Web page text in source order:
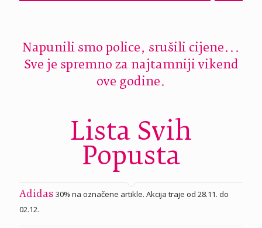
Napunili smo police, srušili cijene...
Sve je spremno za najtamniji vikend
ove godine.
Lista Svih
Popusta
Adidas 30% na označene artikle. Akcija traje od 28.11. do
02.12.